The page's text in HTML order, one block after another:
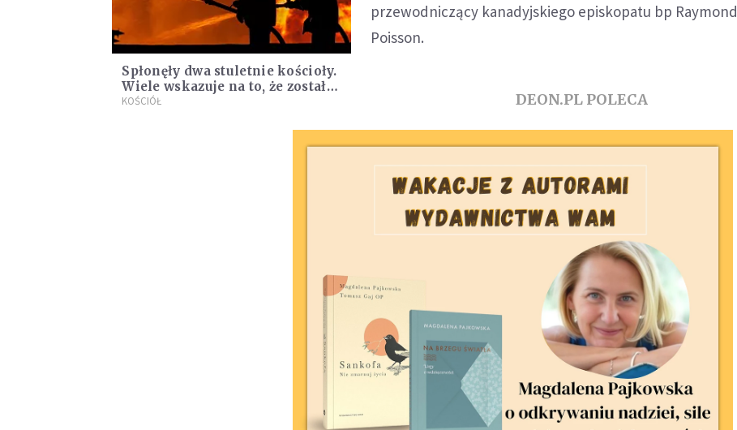
Spłonęły dwa stuletnie kościoły.
Wiele wskazuje na to, że zostały
podpalone
KOŚCIÓŁ
przewodniczący kanadyjskiego episkopatu bp Raymond
Poisson.
DEON.PL POLECA